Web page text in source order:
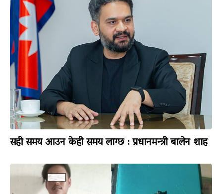
सही समय आउन केही समय लाग्छ : प्रधानमन्त्री बालेन शाह